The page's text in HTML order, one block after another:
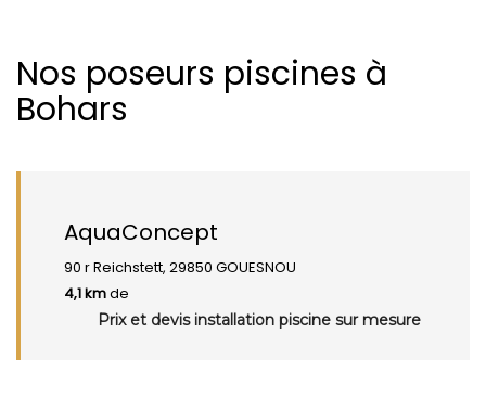
Nos poseurs piscines à
Bohars
AquaConcept
90 r Reichstett, 29850 GOUESNOU
4,1 kmde
Prix et devis installation piscine sur mesure